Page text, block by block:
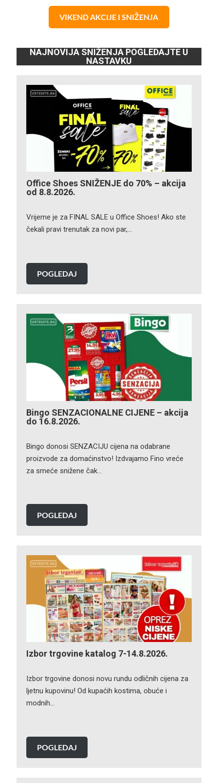
VIKEND AKCIJE I SNIŽENJA
NAJNOVIJA SNIŽENJA POGLEDAJTE U
NASTAVKU
Office Shoes SNIŽENJE do 70% – akcija
od 8.8.2026.
Vrijeme je za FINAL SALE u Office Shoes! Ako ste
čekali pravi trenutak za novi par,…
POGLEDAJ
Bingo SENZACIONALNE CIJENE – akcija
do 16.8.2026.
Bingo donosi SENZACIJU cijena na odabrane
proizvode za domaćinstvo! Izdvajamo Fino vreće
za smeće snižene čak…
POGLEDAJ
Izbor trgovine katalog 7-14.8.2026.
Izbor trgovine donosi novu rundu odličnih cijena za
ljetnu kupovinu! Od kupaćih kostima, obuće i
modnih…
POGLEDAJ